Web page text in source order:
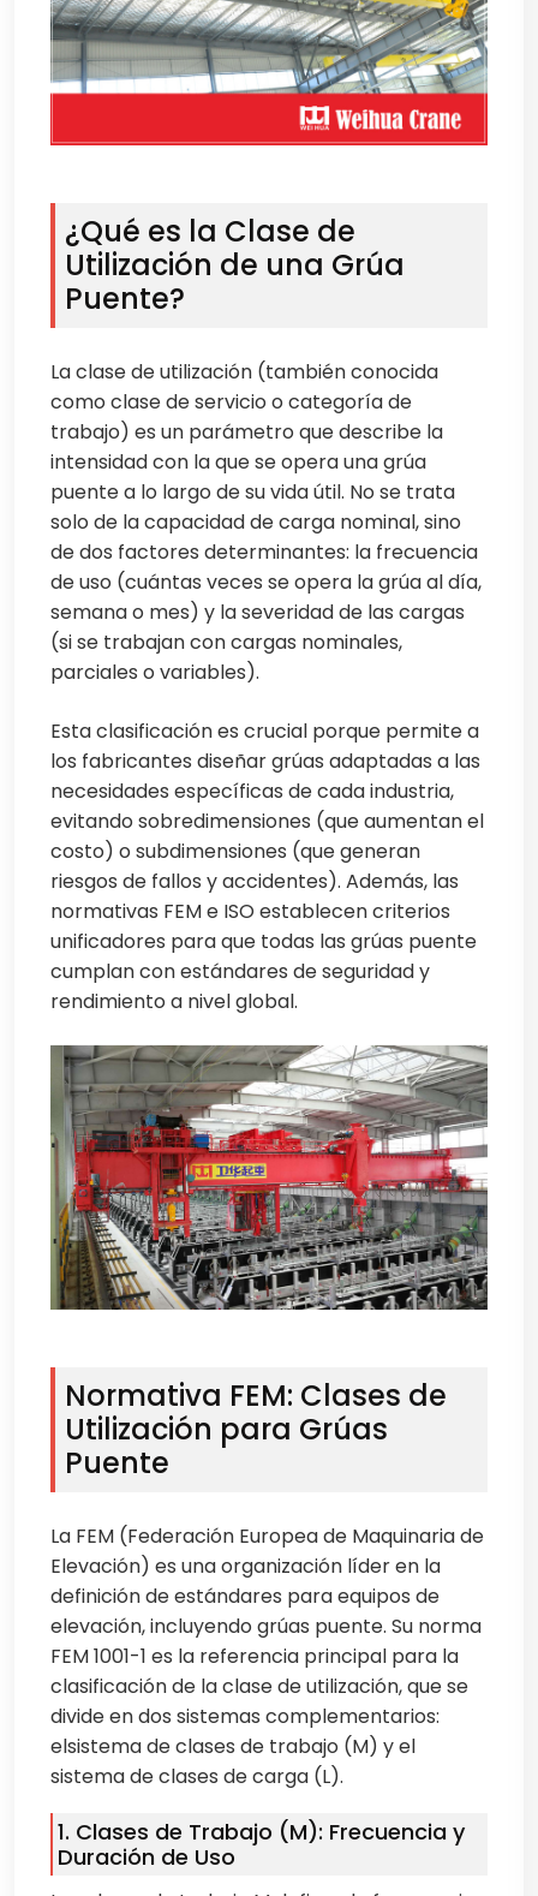
¿Qué es la Clase de
Utilización de una Grúa
Puente?
La clase de utilización (también conocida
como clase de servicio o categoría de
trabajo) es un parámetro que describe la
intensidad con la que se opera una grúa
puente a lo largo de su vida útil. No se trata
solo de la capacidad de carga nominal, sino
de dos factores determinantes: la frecuencia
de uso (cuántas veces se opera la grúa al día,
semana o mes) y la severidad de las cargas
(si se trabajan con cargas nominales,
parciales o variables).
Esta clasificación es crucial porque permite a
los fabricantes diseñar grúas adaptadas a las
necesidades específicas de cada industria,
evitando sobredimensiones (que aumentan el
costo) o subdimensiones (que generan
riesgos de fallos y accidentes). Además, las
normativas FEM e ISO establecen criterios
unificadores para que todas las grúas puente
cumplan con estándares de seguridad y
rendimiento a nivel global.
Normativa FEM: Clases de
Utilización para Grúas
Puente
La FEM (Federación Europea de Maquinaria de
Elevación) es una organización líder en la
definición de estándares para equipos de
elevación, incluyendo grúas puente. Su norma
FEM 1001-1 es la referencia principal para la
clasificación de la clase de utilización, que se
divide en dos sistemas complementarios:
elsistema de clases de trabajo (M) y el
sistema de clases de carga (L).
1. Clases de Trabajo (M): Frecuencia y
Duración de Uso